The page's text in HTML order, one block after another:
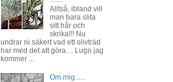
Alltså, ibland vill
man bara slita
sitt hår och
skrika!!! Nu
undrar ni säkert vad ett olivträd
har med det att göra.... Lugn jag
kommer ...
Om mig......